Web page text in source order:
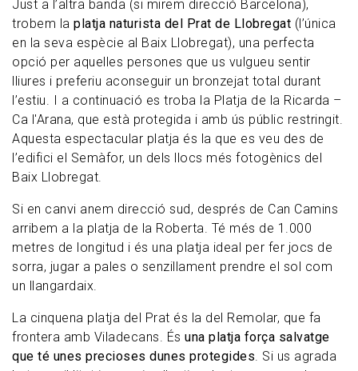
Just a l’altra banda (si mirem direcció Barcelona),
trobem la platja naturista del Prat de Llobregat (l’única
en la seva espècie al Baix Llobregat), una perfecta
opció per aquelles persones que us vulgueu sentir
lliures i preferiu aconseguir un bronzejat total durant
l’estiu. I a continuació es troba la Platja de la Ricarda –
Ca l'Arana, que està protegida i amb ús públic restringit.
Aquesta espectacular platja és la que es veu des de
l’edifici el Semàfor, un dels llocs més fotogènics del
Baix Llobregat.
Si en canvi anem direcció sud, després de Can Camins
arribem a la platja de la Roberta. Té més de 1.000
metres de longitud i és una platja ideal per fer jocs de
sorra, jugar a pales o senzillament prendre el sol com
un llangardaix.
La cinquena platja del Prat és la del Remolar, que fa
frontera amb Viladecans. És una platja força salvatge
que té unes precioses dunes protegides. Si us agrada